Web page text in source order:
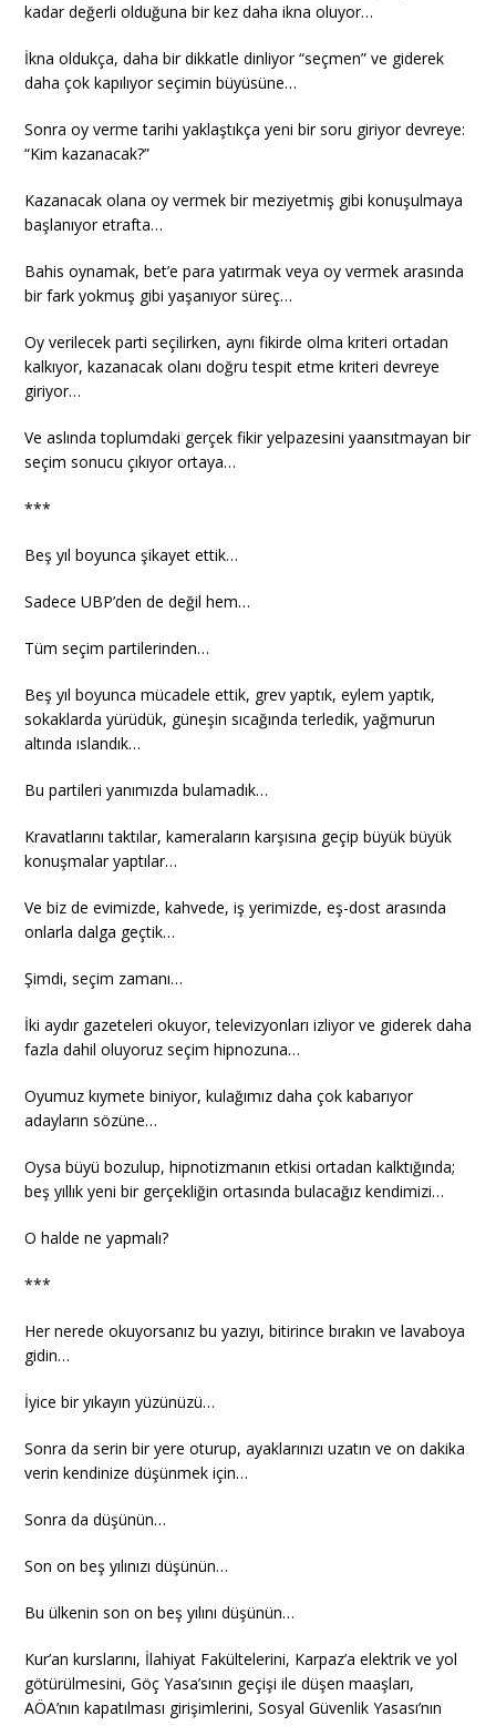
kadar değerli olduğuna bir kez daha ikna oluyor…
İkna oldukça, daha bir dikkatle dinliyor “seçmen” ve giderek
daha çok kapılıyor seçimin büyüsüne…
Sonra oy verme tarihi yaklaştıkça yeni bir soru giriyor devreye:
“Kim kazanacak?”
Kazanacak olana oy vermek bir meziyetmiş gibi konuşulmaya
başlanıyor etrafta…
Bahis oynamak, bet’e para yatırmak veya oy vermek arasında
bir fark yokmuş gibi yaşanıyor süreç…
Oy verilecek parti seçilirken, aynı fikirde olma kriteri ortadan
kalkıyor, kazanacak olanı doğru tespit etme kriteri devreye
giriyor…
Ve aslında toplumdaki gerçek fikir yelpazesini yaansıtmayan bir
seçim sonucu çıkıyor ortaya…
***
Beş yıl boyunca şikayet ettik…
Sadece UBP’den de değil hem…
Tüm seçim partilerinden…
Beş yıl boyunca mücadele ettik, grev yaptık, eylem yaptık,
sokaklarda yürüdük, güneşin sıcağında terledik, yağmurun
altında ıslandık…
Bu partileri yanımızda bulamadık…
Kravatlarını taktılar, kameraların karşısına geçip büyük büyük
konuşmalar yaptılar…
Ve biz de evimizde, kahvede, iş yerimizde, eş-dost arasında
onlarla dalga geçtik…
Şimdi, seçim zamanı…
İki aydır gazeteleri okuyor, televizyonları izliyor ve giderek daha
fazla dahil oluyoruz seçim hipnozuna…
Oyumuz kıymete biniyor, kulağımız daha çok kabarıyor
adayların sözüne…
Oysa büyü bozulup, hipnotizmanın etkisi ortadan kalktığında;
beş yıllık yeni bir gerçekliğin ortasında bulacağız kendimizi…
O halde ne yapmalı?
***
Her nerede okuyorsanız bu yazıyı, bitirince bırakın ve lavaboya
gidin…
İyice bir yıkayın yüzünüzü…
Sonra da serin bir yere oturup, ayaklarınızı uzatın ve on dakika
verin kendinize düşünmek için…
Sonra da düşünün…
Son on beş yılınızı düşünün…
Bu ülkenin son on beş yılını düşünün…
Kur’an kurslarını, İlahiyat Fakültelerini, Karpaz’a elektrik ve yol
götürülmesini, Göç Yasa’sının geçişi ile düşen maaşları,
AÖA’nın kapatılması girişimlerini, Sosyal Güvenlik Yasası’nın